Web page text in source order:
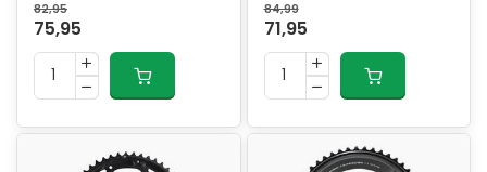
82,95
75,95
84,99
71,95